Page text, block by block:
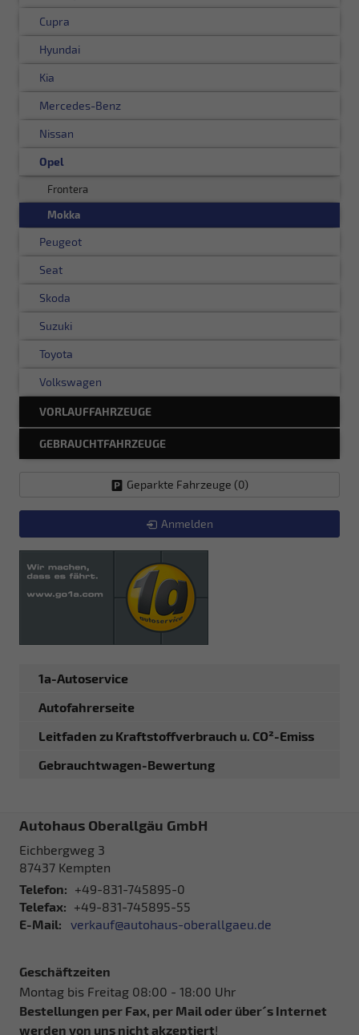
Cupra
Hyundai
Kia
Mercedes-Benz
Nissan
Opel
Frontera
Mokka
Peugeot
Seat
Skoda
Suzuki
Toyota
Volkswagen
VORLAUFFAHRZEUGE
GEBRAUCHTFAHRZEUGE
Geparkte Fahrzeuge (0)
Anmelden
1a-Autoservice
Autofahrerseite
Leitfaden zu Kraftstoffverbrauch u. CO²-Emiss
Gebrauchtwagen-Bewertung
Autohaus Oberallgäu GmbH
Eichbergweg 3
87437 Kempten
Telefon: +49-831-745895-0
Telefax: +49-831-745895-55
E-Mail:
verkauf@autohaus-oberallgaeu.de
Geschäftzeiten
Montag bis Freitag 08:00 - 18:00 Uhr
Bestellungen per Fax, per Mail oder über´s Internet
werden von uns nicht akzeptiert!